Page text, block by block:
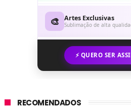
🎨 Artes Exclusivas
Sublimação de alta
⚡ QUERO SER
RECOMENDADOS